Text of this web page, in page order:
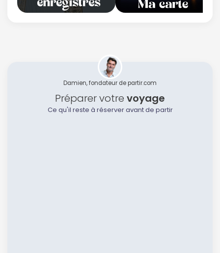
Damien, fondateur de partir.com
Préparer votre voyage
Ce qu'il reste à réserver avant de partir